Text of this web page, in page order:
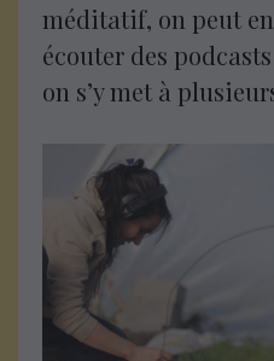
méditatif, on peut
écouter des
on s’y met à